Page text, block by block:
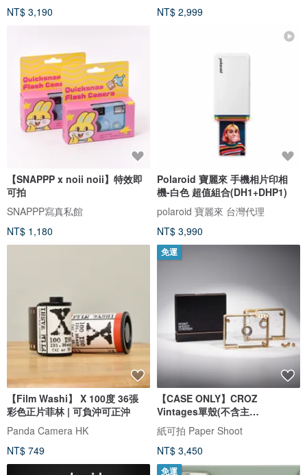
NT$ 3,190
NT$ 2,999
【SNAPPP x noii noii】特效即
可拍
SNAPPP寫真私館
NT$ 1,180
Polaroid 寶麗來 手機相片印相
機-白色 超值組合(DH1+DHP1)
polaroid 寶麗來 台灣代理
NT$ 3,990
【Film Washi】 X 100度 36張
彩色正片菲林 | 可負沖可正沖
Panda Camera HK
NT$ 749
免運
【CASE ONLY】CROZ
Vintages單殼(不含主
機)PaperShoot紙可拍
紙可拍 Paper Shoot
NT$ 3,450
免運